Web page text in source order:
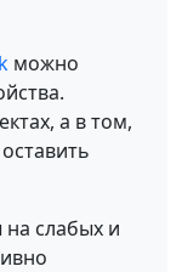
можно
а в том,
слабых и